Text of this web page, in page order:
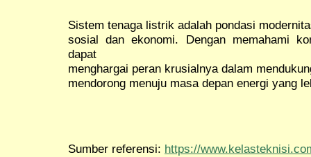
Sistem tenaga listrik adalah pondasi
sosial dan ekonomi. Dengan memahami
dapat
menghargai peran krusialnya dalam
mendorong menuju masa depan energi yang
Sumber referensi: https://